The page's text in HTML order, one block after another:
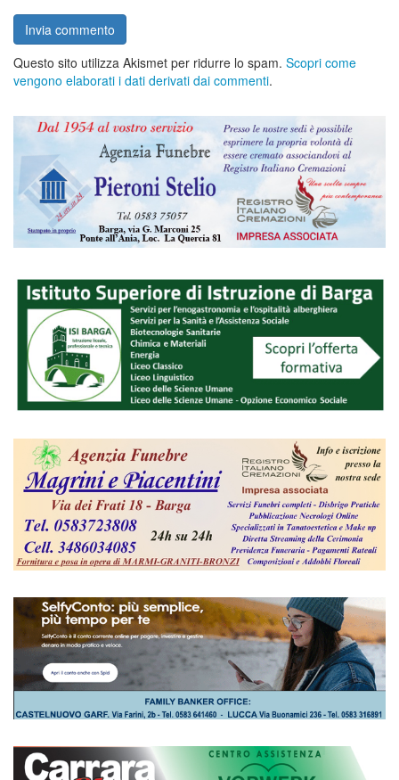
Questo sito utilizza Akismet per ridurre lo spam. Scopri come
vengono elaborati i dati derivati dai commenti.